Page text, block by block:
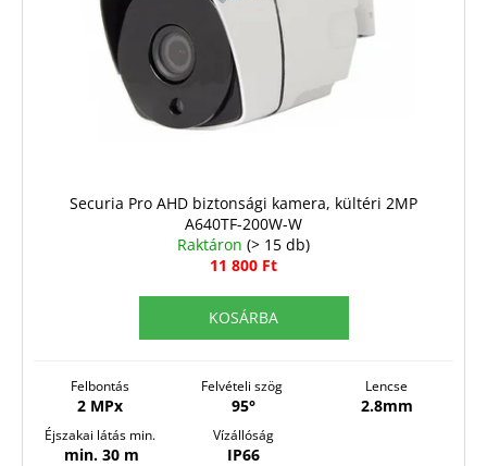
Securia Pro AHD biztonsági kamera, kültéri 2MP
A640TF-200W-W
Raktáron (> 15 db)
11 800 Ft
KOSÁRBA
Felbontás
2 MPx
Felvételi szög
95°
Lencse
2.8mm
Éjszakai látás min.
min. 30 m
Vízállóság
IP66